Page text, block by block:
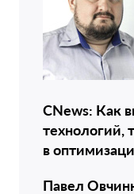
CNews: Как
технологий,
в
Павел